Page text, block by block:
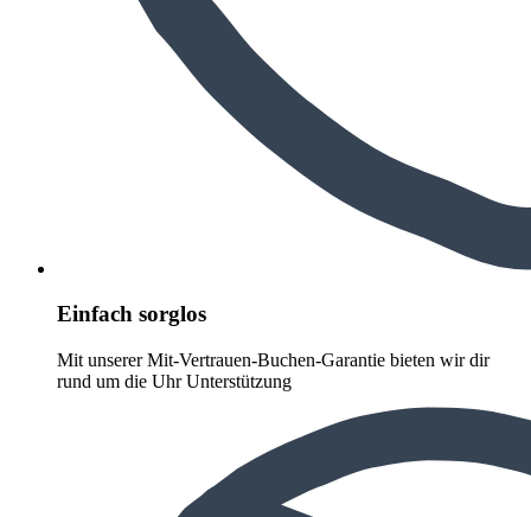
Einfach sorglos
Mit unserer Mit-Vertrauen-Buchen-Garantie bieten wir dir
rund um die Uhr Unterstützung